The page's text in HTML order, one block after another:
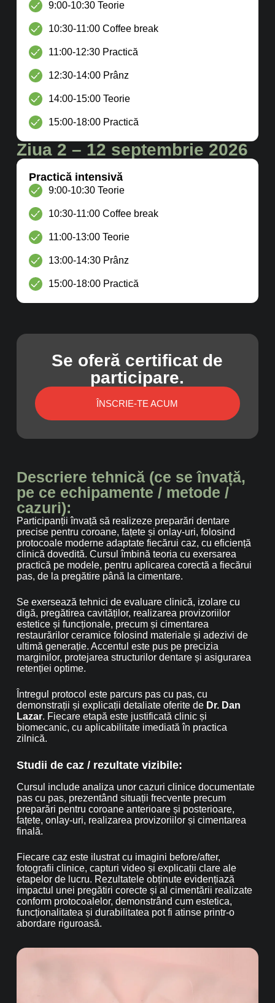
9:00-10:30 Teorie
10:30-11:00 Coffee break
11:00-12:30 Practică
12:30-14:00 Prânz
14:00-15:00 Teorie
15:00-18:00 Practică
Ziua 2 – 12 septembrie 2026
Practică intensivă
9:00-10:30 Teorie
10:30-11:00 Coffee break
11:00-13:00 Teorie
13:00-14:30 Prânz
15:00-18:00 Practică
Se oferă certificat de
participare.
ÎNSCRIE-TE ACUM
Descriere tehnică (ce se învață,
pe ce echipamente / metode /
cazuri):
Participanții învață să realizeze preparări dentare
precise pentru coroane, fațete și onlay-uri, folosind
protocoale moderne adaptate fiecărui caz, cu eficiență
clinică dovedită. Cursul îmbină teoria cu exersarea
practică pe modele, pentru aplicarea corectă a fiecărui
pas, de la pregătire până la cimentare.
Se exersează tehnici de evaluare clinică, izolare cu
digă, pregătirea cavităților, realizarea provizoriilor
estetice și funcționale, precum și cimentarea
restaurărilor ceramice folosind materiale și adezivi de
ultimă generație. Accentul este pus pe precizia
marginilor, protejarea structurilor dentare și asigurarea
retenției optime.
Întregul protocol este parcurs pas cu pas, cu
demonstrații și explicații detaliate oferite de Dr. Dan
Lazar. Fiecare etapă este justificată clinic și
biomecanic, cu aplicabilitate imediată în practica
zilnică.
Studii de caz / rezultate vizibile:
Cursul include analiza unor cazuri clinice documentate
pas cu pas, prezentând situații frecvente precum
preparări pentru coroane anterioare și posterioare,
fațete, onlay-uri, realizarea provizoriilor și cimentarea
finală.
Fiecare caz este ilustrat cu imagini before/after,
fotografii clinice, capturi video și explicații clare ale
etapelor de lucru. Rezultatele obținute evidențiază
impactul unei pregătiri corecte și al cimentării realizate
conform protocoalelor, demonstrând cum estetica,
funcționalitatea și durabilitatea pot fi atinse printr-o
abordare riguroasă.